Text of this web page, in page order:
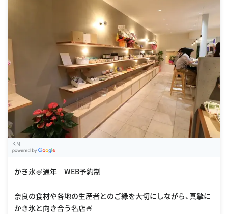
K M
かき氷🍧通年 WEB予約制
奈良の食材や各地の生産者とのご縁を大切にしながら、真摯に
かき氷と向き合う名店🍧